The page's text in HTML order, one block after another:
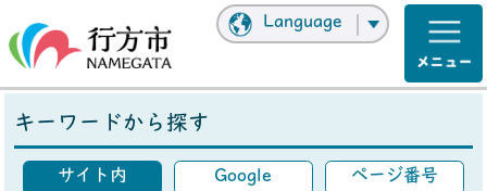
Language
キーワードから探す
サイト内 Google ページ番号